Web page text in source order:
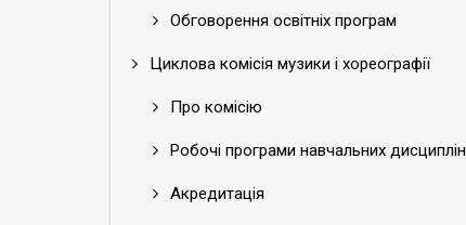
Обговорення освітніх програм
Циклова комісія музики і хореографії
Про комісію
Робочі програми навчальних дисциплін
Акредитація